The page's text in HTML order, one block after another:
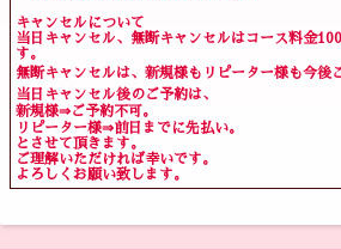
キャンセルについて
当日キャンセル、無断キャンセルはコース料金
す。
無断キャンセルは、新規様もリピーター様も今後
当日キャンセル後のご予約は、
新規様⇒ご予約不可。
リピーター様⇒前日までに先払い。
とさせて頂きます。
ご理解いただければ幸いです。
よろしくお願い致します。